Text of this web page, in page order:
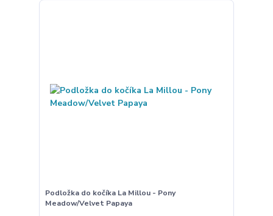
Podložka do kočíka La Millou - Pony
Meadow/Velvet Papaya